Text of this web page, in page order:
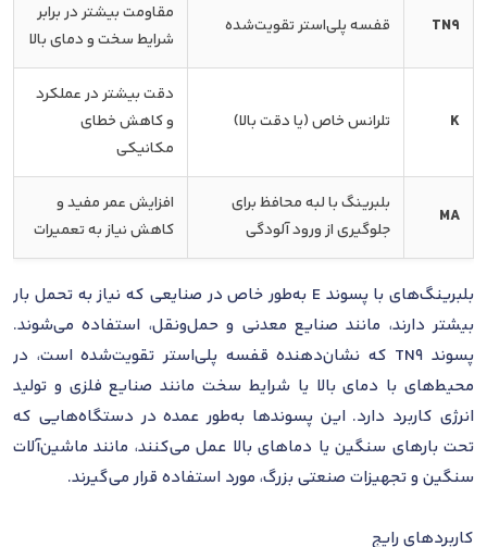
TN9 قفسه پلی‌استر تقویت‌شده
مقاومت بیشتر در برابر
شرایط سخت و دمای بالا
K تلرانس خاص (یا دقت بالا)
دقت بیشتر در عملکرد
و کاهش خطای
مکانیکی
MA
بلبرینگ با لبه محافظ برای
جلوگیری از ورود آلودگی
افزایش عمر مفید و
کاهش نیاز به تعمیرات
بلبرینگ‌های با پسوند E به‌طور خاص در صنایعی که نیاز به تحمل بار
بیشتر دارند، مانند صنایع معدنی و حمل‌ونقل، استفاده می‌شوند.
پسوند TN9 که نشان‌دهنده قفسه پلی‌استر تقویت‌شده است، در
محیط‌های با دمای بالا یا شرایط سخت مانند صنایع فلزی و تولید
انرژی کاربرد دارد. این پسوندها به‌طور عمده در دستگاه‌هایی که
تحت بارهای سنگین یا دماهای بالا عمل می‌کنند، مانند ماشین‌آلات
سنگین و تجهیزات صنعتی بزرگ، مورد استفاده قرار می‌گیرند.
کاربردهای رایج